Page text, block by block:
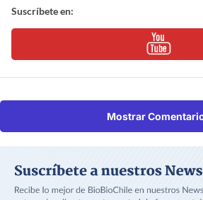
Suscríbete en:
Mostrar